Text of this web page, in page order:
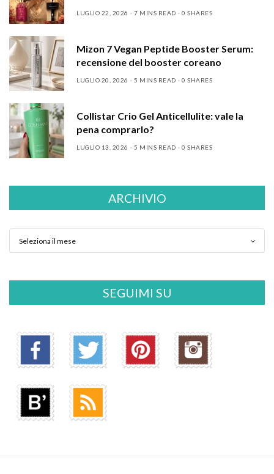
LUGLIO 22, 2026 7 MINS READ 0 SHARES
Mizon 7 Vegan Peptide Booster Serum:
recensione del booster coreano
LUGLIO 20, 2026 5 MINS READ 0 SHARES
Collistar Crio Gel Anticellulite: vale la
pena comprarlo?
LUGLIO 13, 2026 5 MINS READ 0 SHARES
ARCHIVIO
SEGUIMI SU